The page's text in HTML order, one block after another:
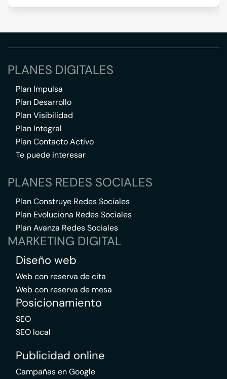
PLANES DIGITALES
Plan Impulsa
Plan Desarrollo
Plan Visibilidad
Plan Integral
Plan Contacto Activo
Te puede interesar
PLANES REDES SOCIALES
Plan Construye Redes Sociales
Plan Evoluciona Redes Sociales
Plan Avanza Redes Sociales
MARKETING DIGITAL
Diseño web
Web con reserva de cita
Web con reserva de mesa
Posicionamiento
SEO
SEO local
Publicidad online
Campañas en Google